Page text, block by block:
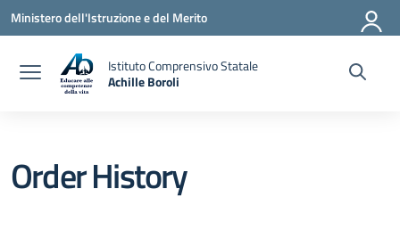
Vai ai contenuti
Vai al menu di navigazione
Vai al footer
Ministero dell'Istruzione e del Merito
Istituto Comprensivo Statale
Achille Boroli
Order History